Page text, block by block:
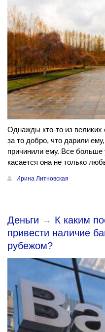
Однажды кто-то из
за то добро, что дарили
причинили ему. Все
касается она не только
Ирина Литновская
Деньги → К каким
привести наличие
рубежом?